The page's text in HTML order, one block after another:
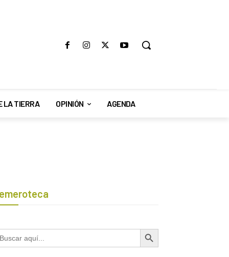
LA TIERRA OPINIÓN AGENDA
Botón de búsqueda